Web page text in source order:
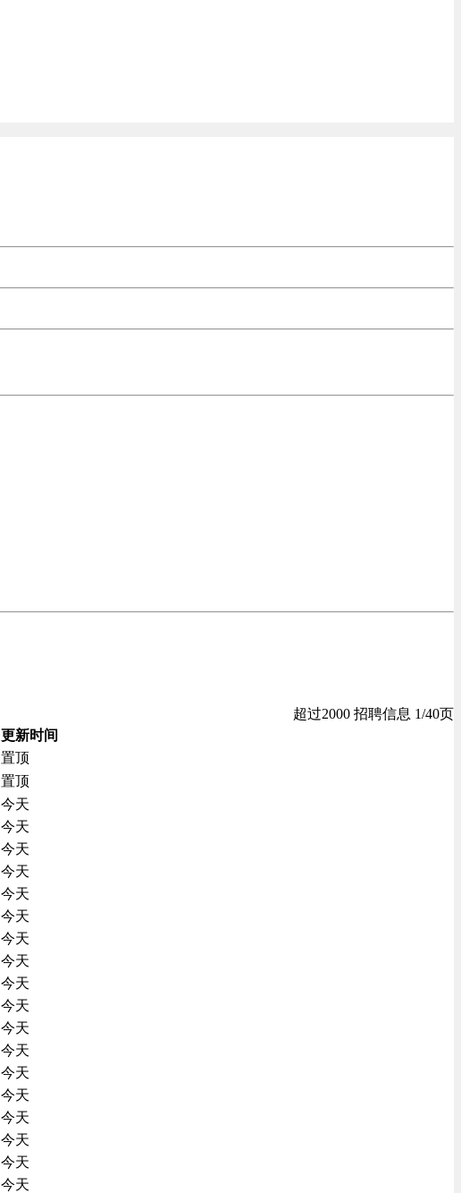
超过2000 招聘信息 1/40页
更新时间
置顶
置顶
今天
今天
今天
今天
今天
今天
今天
今天
今天
今天
今天
今天
今天
今天
今天
今天
今天
今天